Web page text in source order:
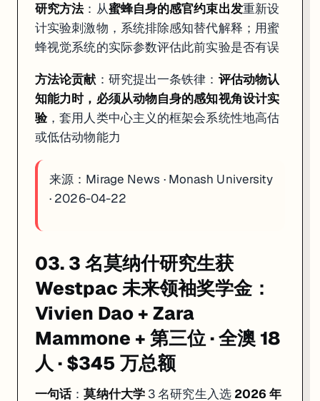
研究方法：从蜜蜂自身的感官约束出发重新设
计实验刺激物，系统排除感知替代解释；用蜜
蜂视觉系统的实际参数评估此前实验是否有误
方法论贡献 ：研究提出一条铁律： 评估动物认
知能力时，必须从动物自身的感知视角设计实
验，套用人类中心主义的框架会系统性地高估
或低估动物能力
来源： Mirage News · Monash University
· 2026-04-22
03. 3 名莫纳什研究生获
Westpac 未来领袖奖学金：
Vivien Dao + Zara
Mammone + 第三位 · 全澳 18
人 · $345 万总额
一句话：莫纳什大学3 名研究生入选 2026 年